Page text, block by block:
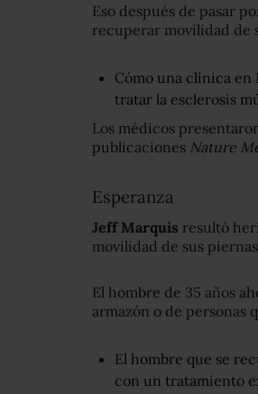
Eso después de pasar
recuperar movilidad de
Cómo una clínica
tratar la esclerosis
Los médicos
publicaciones Nature
Esperanza
Jeff Marquis resultó
movilidad de sus
El hombre de 35 años
armazón o de personas
El hombre que se
con un tratamiento